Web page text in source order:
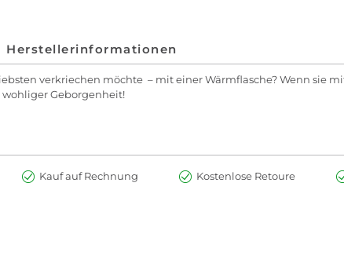
Herstellerinformationen
verkriechen möchte – mit einer Wärmflasche? Wenn sie
Geborgenheit!
Kauf auf Rechnung Kostenlose Retoure